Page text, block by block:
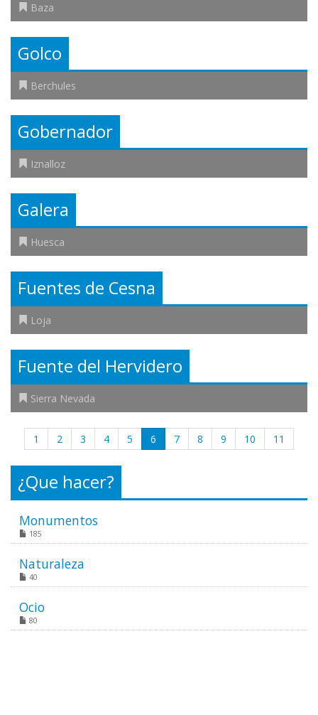
Baza
Golco
Berchules
Gobernador
Iznalloz
Galera
Huesca
Fuentes de Cesna
Loja
Fuente del Hervidero
Sierra Nevada
1 2 3 4 5 6 7 8 9 10 11
¿Que hacer?
Monumentos
185
Naturaleza
40
Ocio
80